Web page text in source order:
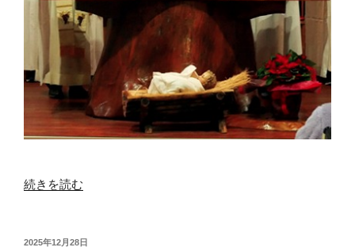
“主
降
続きを読む
投
2025年12月28日